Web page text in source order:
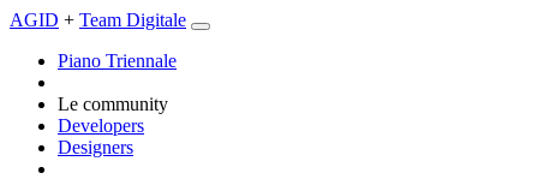
AGID + Team Digitale
Piano Triennale
Le community
Developers
Designers